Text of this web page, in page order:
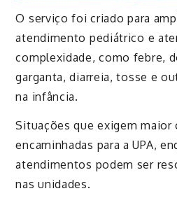
O serviço foi criado para
atendimento pediátrico e
complexidade, como febre,
garganta, diarreia, tosse e
na infância.
Situações que exigem maior
encaminhadas para a UPA,
atendimentos podem ser
nas unidades.